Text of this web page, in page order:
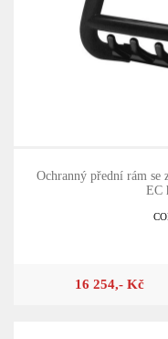
Ochranný přední rám se
EC
16 254,- Kč